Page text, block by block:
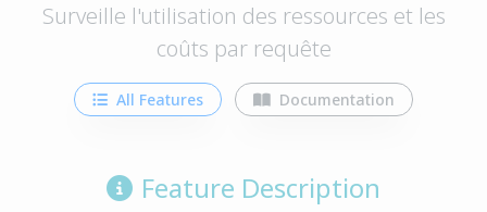
Surveille l'utilisation des ressources et les
coûts par requête
All Features Documentation
Feature Description